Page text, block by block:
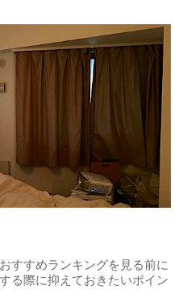
すすめランキングを見る前に
る際に抑えておきたいポイン